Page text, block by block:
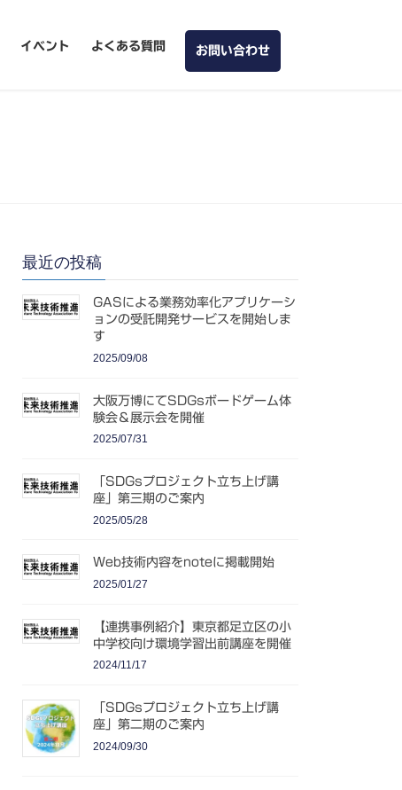
イベント よくある質問 お問い合わせ
最近の投稿
GASによる業務効率化アプリケーシ
ョンの受託開発サービスを開始しま
す
2025/09/08
大阪万博にてSDGsボードゲーム体
験会＆展示会を開催
2025/07/31
「SDGsプロジェクト立ち上げ講
座」第三期のご案内
2025/05/28
Web技術内容をnoteに掲載開始
2025/01/27
【連携事例紹介】東京都足立区の小
中学校向け環境学習出前講座を開催
2024/11/17
「SDGsプロジェクト立ち上げ講
座」第二期のご案内
2024/09/30